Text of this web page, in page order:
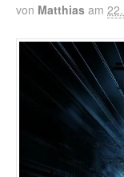
von Matthias am